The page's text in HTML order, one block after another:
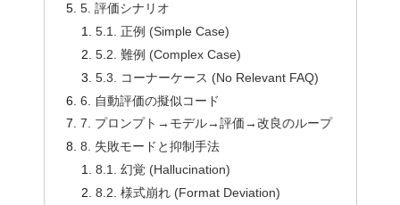
5. 評価シナリオ
5.1. 正例 (Simple Case)
5.2. 難例 (Complex Case)
5.3. コーナーケース (No Relevant FAQ)
6. 自動評価の擬似コード
7. プロンプト→モデル→評価→改良のループ
8. 失敗モードと抑制手法
8.1. 幻覚 (Hallucination)
8.2. 様式崩れ (Format Deviation)